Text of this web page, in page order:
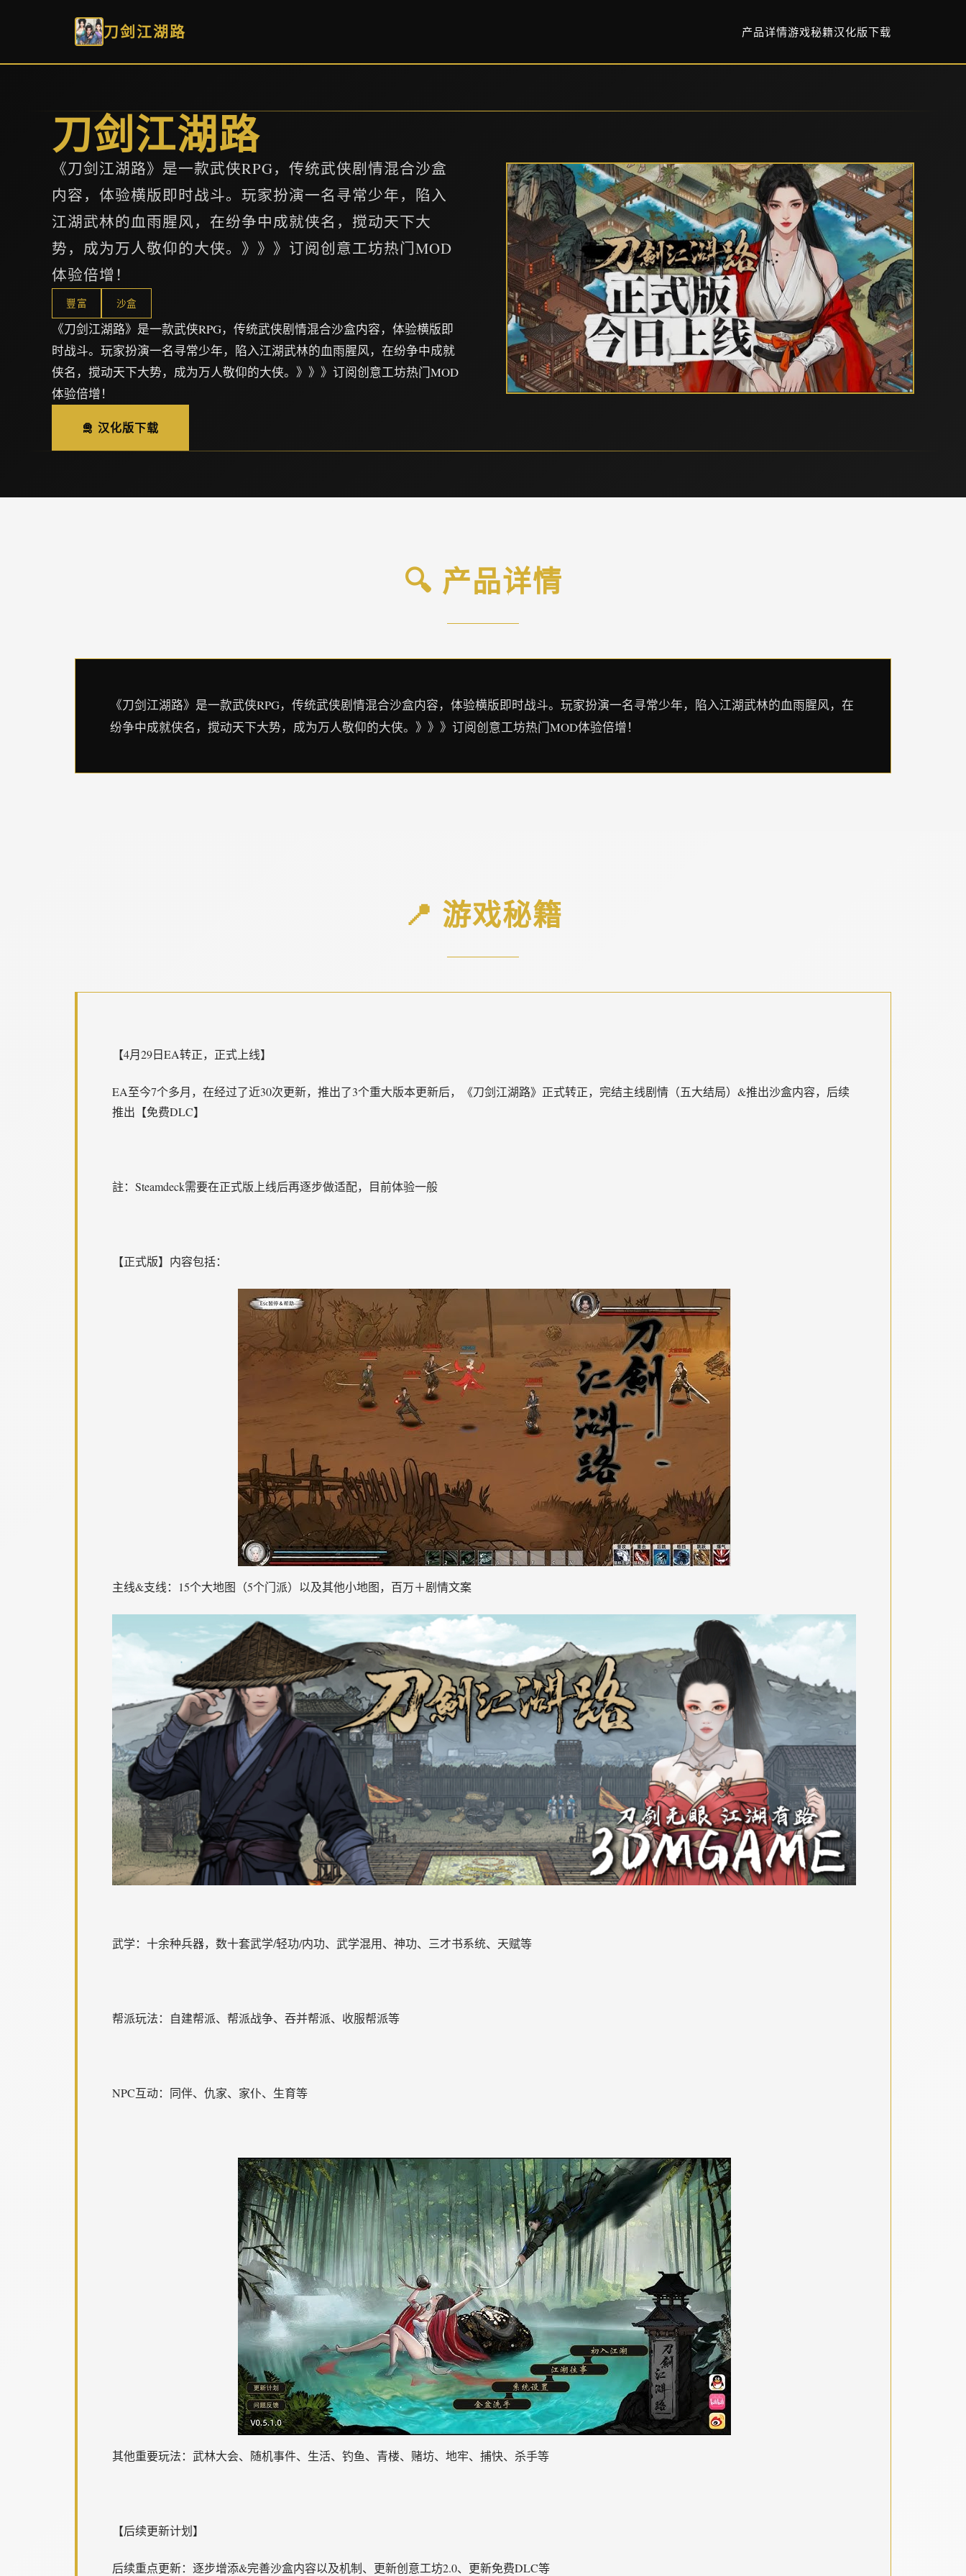
刀剑江湖路 产品详情游戏秘籍汉化版下载
刀剑江湖路
《刀剑江湖路》是一款武侠RPG，传统武侠剧情混合沙盒
内容，体验横版即时战斗。玩家扮演一名寻常少年，陷入
江湖武林的血雨腥风，在纷争中成就侠名，搅动天下大
势，成为万人敬仰的大侠。》》》订阅创意工坊热门MOD
体验倍增！
豐富 沙盒
《刀剑江湖路》是一款武侠RPG，传统武侠剧情混合沙盒内容，体验横版即
时战斗。玩家扮演一名寻常少年，陷入江湖武林的血雨腥风，在纷争中成就
侠名，搅动天下大势，成为万人敬仰的大侠。》》》订阅创意工坊热门MOD
体验倍增！
🛅 汉化版下载
🔍 产品详情
《刀剑江湖路》是一款武侠RPG，传统武侠剧情混合沙盒内容，体验横版即时战斗。玩家扮演一名寻常少年，陷入江湖武林的血雨腥风，在
纷争中成就侠名，搅动天下大势，成为万人敬仰的大侠。》》》订阅创意工坊热门MOD体验倍增！
📍 游戏秘籍
【4月29日EA转正，正式上线】
EA至今7个多月，在经过了近30次更新，推出了3个重大版本更新后，《刀剑江湖路》正式转正，完结主线剧情（五大结局）&推出沙盒内容，后续
推出【免费DLC】
註：Steamdeck需要在正式版上线后再逐步做适配，目前体验一般
【正式版】内容包括：
主线&支线：15个大地图（5个门派）以及其他小地图，百万＋剧情文案
武学：十余种兵器，数十套武学/轻功/内功、武学混用、神功、三才书系统、天赋等
帮派玩法：自建帮派、帮派战争、吞并帮派、收服帮派等
NPC互动：同伴、仇家、家仆、生育等
其他重要玩法：武林大会、随机事件、生活、钓鱼、青楼、赌坊、地牢、捕快、杀手等
【后续更新计划】
后续重点更新：逐步增添&完善沙盒内容以及机制、更新创意工坊2.0、更新免费DLC等